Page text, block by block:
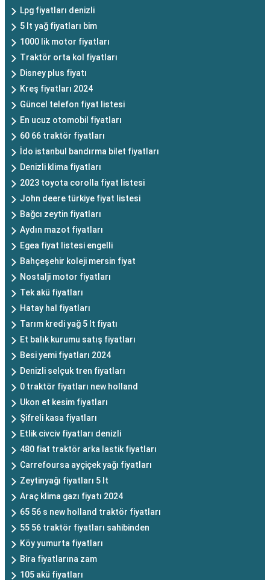
Lpg fiyatları denizli
5 lt yağ fiyatları bim
1000 lik motor fiyatları
Traktör orta kol fiyatları
Disney plus fiyatı
Kreş fiyatları 2024
Güncel telefon fiyat listesi
En ucuz otomobil fiyatları
60 66 traktör fiyatları
İdo istanbul bandırma bilet fiyatları
Denizli klima fiyatları
2023 toyota corolla fiyat listesi
John deere türkiye fiyat listesi
Bağcı zeytin fiyatları
Aydın mazot fiyatları
Egea fiyat listesi engelli
Bahçeşehir koleji mersin fiyat
Nostalji motor fiyatları
Tek akü fiyatları
Hatay hal fiyatları
Tarım kredi yağ 5 lt fiyatı
Et balık kurumu satış fiyatları
Besi yemi fiyatları 2024
Denizli selçuk tren fiyatları
0 traktör fiyatları new holland
Ukon et kesim fiyatları
Şifreli kasa fiyatları
Etlik civciv fiyatları denizli
480 fiat traktör arka lastik fiyatları
Carrefoursa ayçiçek yağı fiyatları
Zeytinyağı fiyatları 5 lt
Araç klima gazı fiyatı 2024
65 56 s new holland traktör fiyatları
55 56 traktör fiyatları sahibinden
Köy yumurta fiyatları
Bira fiyatlarına zam
105 akü fiyatları